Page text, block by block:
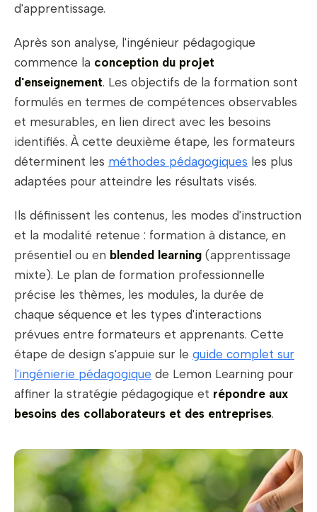
d'apprentissage.
Après son analyse, l'ingénieur pédagogique
commence la conception du projet
d'enseignement. Les objectifs de la formation sont
formulés en termes de compétences observables
et mesurables, en lien direct avec les besoins
identifiés. À cette deuxième étape, les formateurs
déterminent les méthodes pédagogiques les plus
adaptées pour atteindre les résultats visés.
Ils définissent les contenus, les modes d'instruction
et la modalité retenue : formation à distance, en
présentiel ou en blended learning (apprentissage
mixte). Le plan de formation professionnelle
précise les thèmes, les modules, la durée de
chaque séquence et les types d'interactions
prévues entre formateurs et apprenants. Cette
étape de design s'appuie sur le guide complet sur
l'ingénierie pédagogique de Lemon Learning pour
affiner la stratégie pédagogique et répondre aux
besoins des collaborateurs et des entreprises.